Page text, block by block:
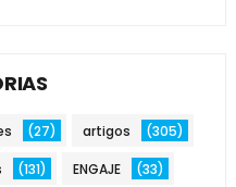
(27) artigos (305)
(131) ENGAJE (33)